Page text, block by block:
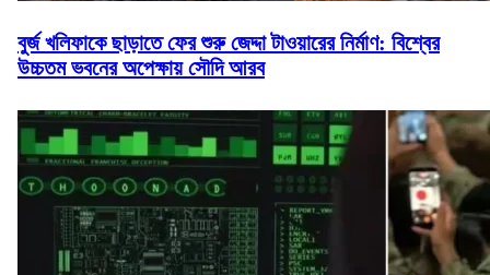
বুর্জ খলিফাকে ছাড়াতে ফের শুরু জেদ্দা টাওয়ারের নির্মাণ: বিশ্বের
উচ্চতম ভবনের অপেক্ষায় সৌদি আরব